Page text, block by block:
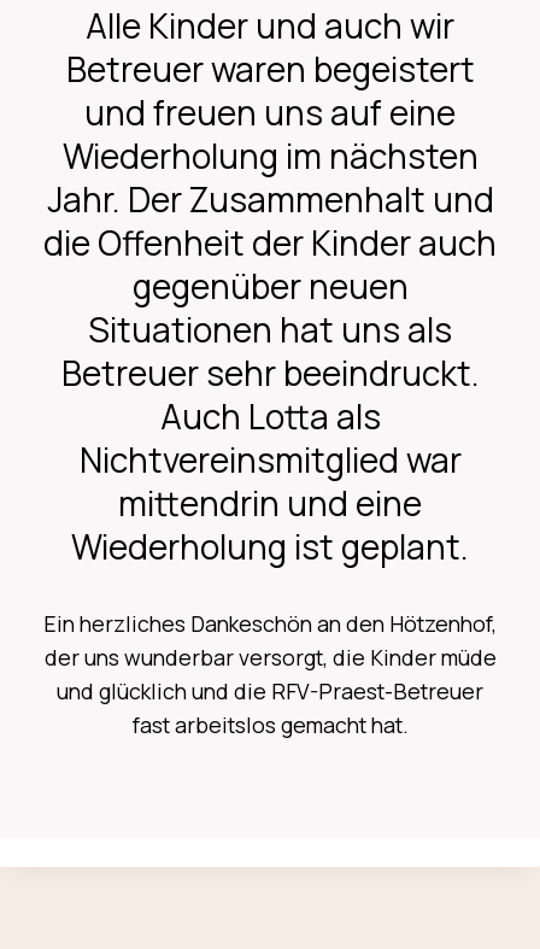
Alle Kinder und auch wir
Betreuer waren begeistert
und freuen uns auf eine
Wiederholung im nächsten
Jahr. Der Zusammenhalt und
die Offenheit der Kinder auch
gegenüber neuen
Situationen hat uns als
Betreuer sehr beeindruckt.
Auch Lotta als
Nichtvereinsmitglied war
mittendrin und eine
Wiederholung ist geplant.
Ein herzliches Dankeschön an den Hötzenhof,
der uns wunderbar versorgt, die Kinder müde
und glücklich und die RFV-Praest-Betreuer
fast arbeitslos gemacht hat.